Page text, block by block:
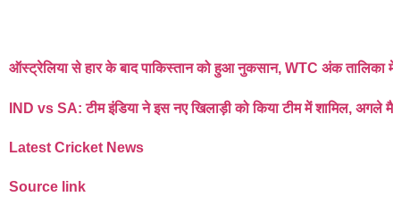
ऑस्ट्रेलिया से हार के बाद पाकिस्तान को हुआ नुकसान, WTC अंक तालिका
IND vs SA: टीम इंडिया ने इस नए खिलाड़ी को किया टीम में शामिल,
Latest Cricket News
Source link